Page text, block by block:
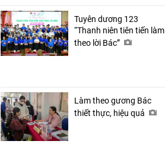
Tuyên dương 123
“Thanh niên tiên tiến làm
theo lời Bác”
Làm theo gương Bác
thiết thực, hiệu quả